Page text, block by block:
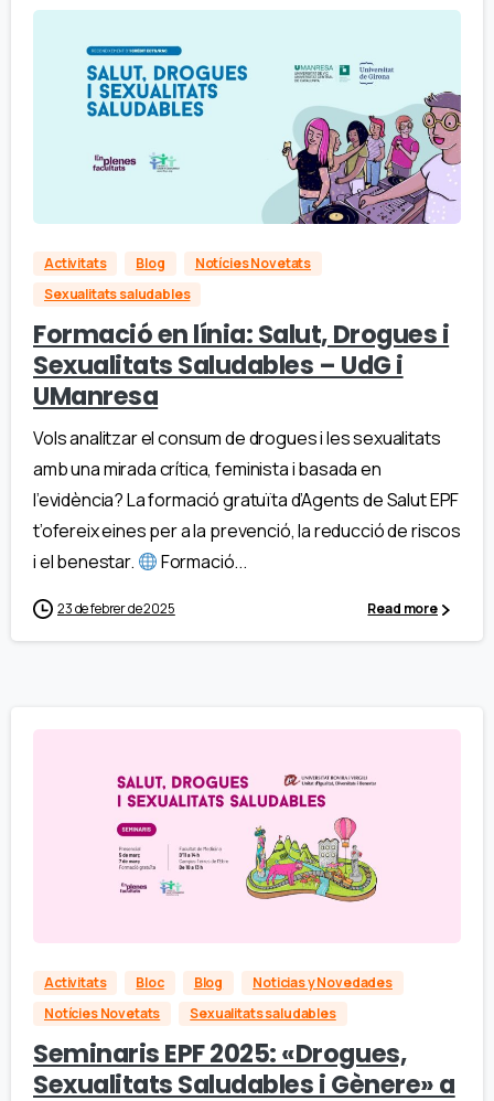
Activitats Blog
Notícies Novetats
Sexualitats saludables
Formació en línia: Salut, Drogues i
Sexualitats Saludables – UdG i
UManresa
Vols analitzar el consum de drogues i les sexualitats
amb una mirada crítica, feminista i basada en
l’evidència? La formació gratuïta d’Agents de Salut EPF
t’ofereix eines per a la prevenció, la reducció de riscos
i el benestar.
Formació...
23 de febrer de 2025 Read more
Activitats Bloc Blog
Noticias y Novedades
Notícies Novetats
Sexualitats saludables
Seminaris EPF 2025: «Drogues,
Sexualitats Saludables i Gènere» a